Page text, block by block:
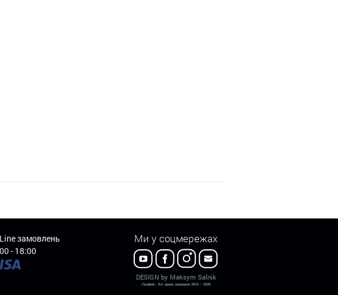
замовлень
- 18:00
Ми у соцмережах
DESIGN by Maksym Salnik
«Трофей». Всі права захищено 2016 – 2026.